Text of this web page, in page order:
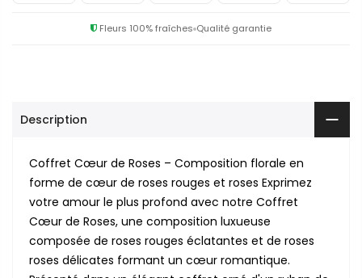
Fleurs 100% fraîches Qualité garantie
Description
Coffret Cœur de Roses – Composition florale en
forme de cœur de roses rouges et roses Exprimez
votre amour le plus profond avec notre Coffret
Cœur de Roses, une composition luxueuse
composée de roses rouges éclatantes et de roses
roses délicates formant un cœur romantique.